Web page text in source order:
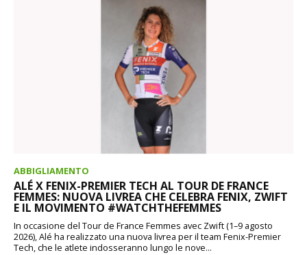
ABBIGLIAMENTO
ALÉ X FENIX-PREMIER TECH AL TOUR DE FRANCE
FEMMES: NUOVA LIVREA CHE CELEBRA FENIX, ZWIFT
E IL MOVIMENTO #WATCHTHEFEMMES
In occasione del Tour de France Femmes avec Zwift (1–9 agosto
2026), Alé ha realizzato una nuova livrea per il team Fenix-Premier
Tech, che le atlete indosseranno lungo le nove...